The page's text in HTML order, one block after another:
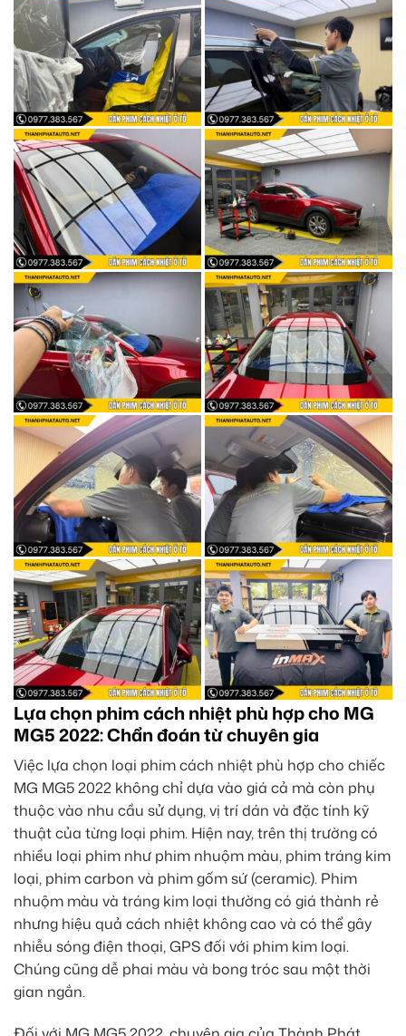
Lựa chọn phim cách nhiệt phù hợp cho MG
MG5 2022: Chẩn đoán từ chuyên gia
Việc lựa chọn loại phim cách nhiệt phù hợp cho chiếc
MG MG5 2022 không chỉ dựa vào giá cả mà còn phụ
thuộc vào nhu cầu sử dụng, vị trí dán và đặc tính kỹ
thuật của từng loại phim. Hiện nay, trên thị trường có
nhiều loại phim như phim nhuộm màu, phim tráng kim
loại, phim carbon và phim gốm sứ (ceramic). Phim
nhuộm màu và tráng kim loại thường có giá thành rẻ
nhưng hiệu quả cách nhiệt không cao và có thể gây
nhiễu sóng điện thoại, GPS đối với phim kim loại.
Chúng cũng dễ phai màu và bong tróc sau một thời
gian ngắn.